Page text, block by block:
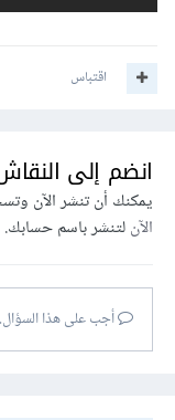
اقتباس
انضم إلى النقاش
يمكنك أن تنشر الآن
الآنلتنشر باسم حسابك.
أجب على هذا